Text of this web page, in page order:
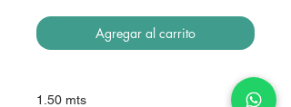
Agregar al carrito
1.50 mts